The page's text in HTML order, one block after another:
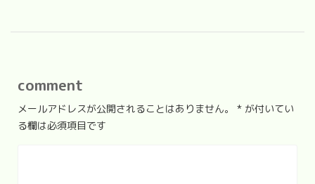
comment
メールアドレスが公開されることはありません。 * が付いてい
る欄は必須項目です